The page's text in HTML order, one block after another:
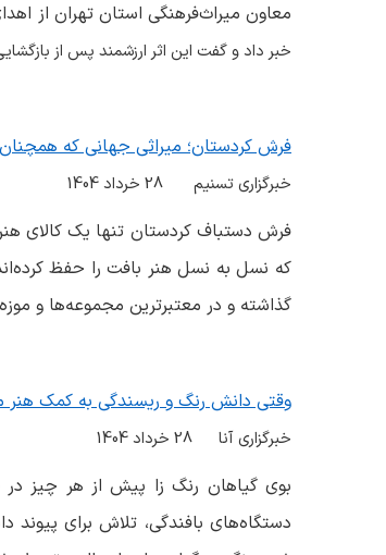
معاون میراث‌فرهنگی استان تهران از
خبر داد و گفت این اثر ارزشمند پس از
فرش کردستان؛ میراثی جهانی که
خبرگزاری تسنیم 28 خرداد 1404
فرش دستباف کردستان تنها یک کالای
که نسل به نسل هنر بافت را حفظ
گذاشته و در معتبرترین مجموعه‌ها و
وقتی دانش رنگ و ریسندگی به کمک هنر
خبرگزاری آنا 28 خرداد 1404
بوی گیاهان رنگ زا پیش از هر چیز
دستگاه‌های بافندگی، تلاش برای پیوند